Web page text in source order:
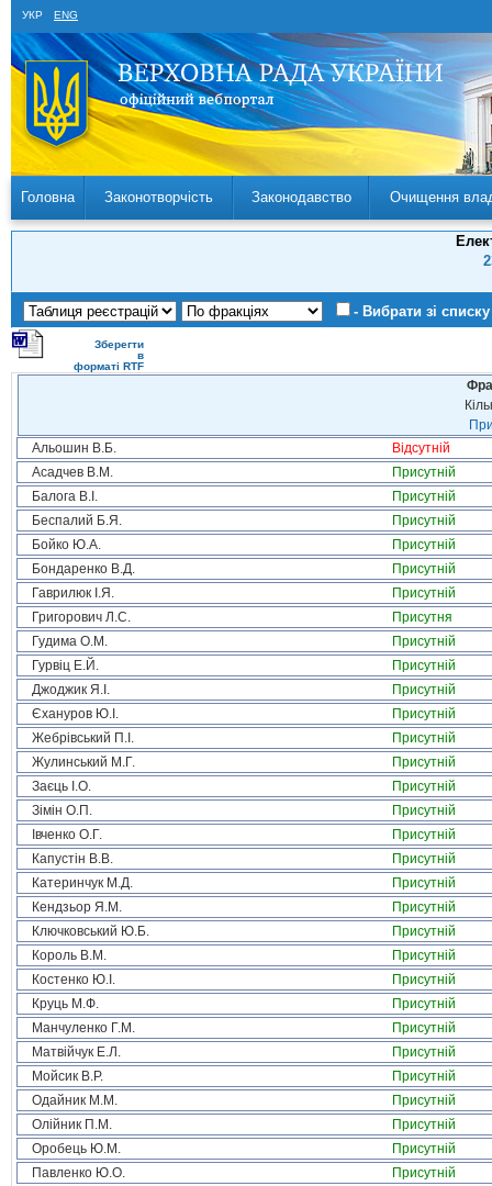
УКР ENG
Головна Законотворчість Законодавство Очищення
- Вибрати зі списку
Зберегти
в
форматі RTF
Альошин В.Б.
Відсутній
Асадчев В.М.
Присутній
Балога В.І.
Присутній
Беспалий Б.Я.
Присутній
Бойко Ю.А.
Присутній
Бондаренко В.Д.
Присутній
Гаврилюк І.Я.
Присутній
Григорович Л.С.
Присутня
Гудима О.М.
Присутній
Гурвіц Е.Й.
Присутній
Джоджик Я.І.
Присутній
Єхануров Ю.І.
Присутній
Жебрівський П.І.
Присутній
Жулинський М.Г.
Присутній
Заєць І.О.
Присутній
Зімін О.П.
Присутній
Івченко О.Г.
Присутній
Капустін В.В.
Присутній
Катеринчук М.Д.
Присутній
Кендзьор Я.М.
Присутній
Ключковський Ю.Б.
Присутній
Король В.М.
Присутній
Костенко Ю.І.
Присутній
Круць М.Ф.
Присутній
Манчуленко Г.М.
Присутній
Матвійчук Е.Л.
Присутній
Мойсик В.Р.
Присутній
Одайник М.М.
Присутній
Олійник П.М.
Присутній
Оробець Ю.М.
Присутній
Павленко Ю.О.
Присутній